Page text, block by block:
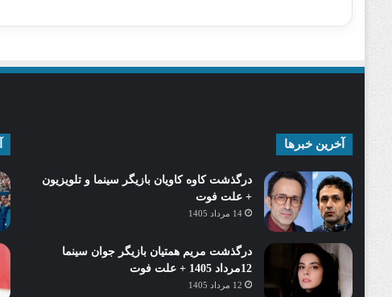
آخرین خبرها
درگذشت کاوه کاویان بازیگر سینما و تلویزیون
+ علت فوت
14 مرداد 1405
درگذشت مریم همتیان بازیگر جوان سینما
12مرداد 1405 + علت فوت
12 مرداد 1405